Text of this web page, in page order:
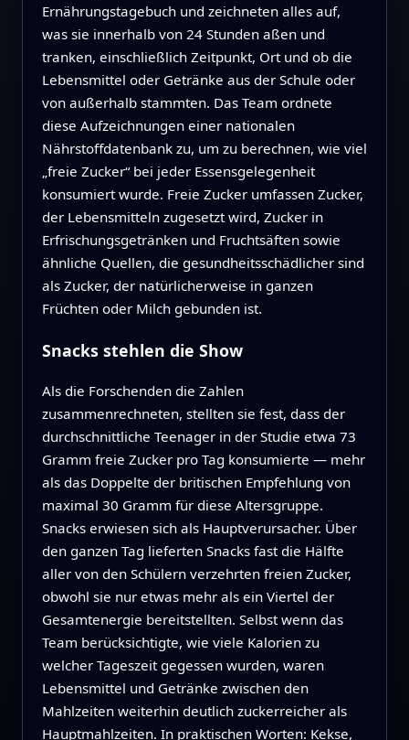
Ernährungstagebuch und zeichneten alles auf,
was sie innerhalb von 24 Stunden aßen und
tranken, einschließlich Zeitpunkt, Ort und ob die
Lebensmittel oder Getränke aus der Schule oder
von außerhalb stammten. Das Team ordnete
diese Aufzeichnungen einer nationalen
Nährstoffdatenbank zu, um zu berechnen, wie viel
„freie Zucker“ bei jeder Essensgelegenheit
konsumiert wurde. Freie Zucker umfassen Zucker,
der Lebensmitteln zugesetzt wird, Zucker in
Erfrischungsgetränken und Fruchtsäften sowie
ähnliche Quellen, die gesundheitsschädlicher sind
als Zucker, der natürlicherweise in ganzen
Früchten oder Milch gebunden ist.
Snacks stehlen die Show
Als die Forschenden die Zahlen
zusammenrechneten, stellten sie fest, dass der
durchschnittliche Teenager in der Studie etwa 73
Gramm freie Zucker pro Tag konsumierte — mehr
als das Doppelte der britischen Empfehlung von
maximal 30 Gramm für diese Altersgruppe.
Snacks erwiesen sich als Hauptverursacher. Über
den ganzen Tag lieferten Snacks fast die Hälfte
aller von den Schülern verzehrten freien Zucker,
obwohl sie nur etwas mehr als ein Viertel der
Gesamtenergie bereitstellten. Selbst wenn das
Team berücksichtigte, wie viele Kalorien zu
welcher Tageszeit gegessen wurden, waren
Lebensmittel und Getränke zwischen den
Mahlzeiten weiterhin deutlich zuckerreicher als
Hauptmahlzeiten. In praktischen Worten: Kekse,